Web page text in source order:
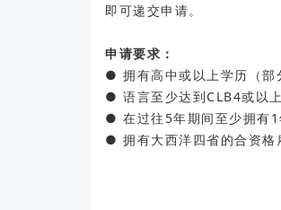
即可递交申请。
申请要求：
● 拥有高中或以上学历（部
● 语言至少达到CLB4或以
● 在过往5年期间至少拥有1
● 拥有大西洋四省的合资格